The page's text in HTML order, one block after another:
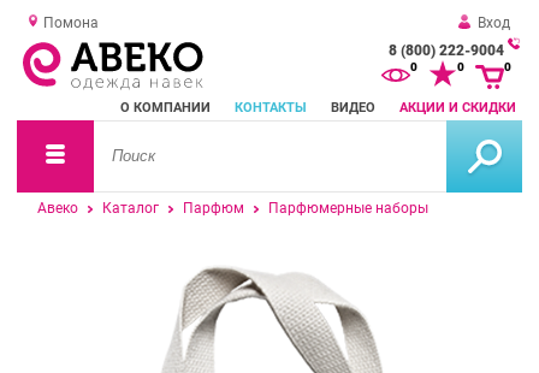
Помона
Вход
8 (800) 222-9004
О КОМПАНИИ КОНТАКТЫ ВИДЕО АКЦИИ И СКИДКИ
0 0 0
Авеко Каталог Парфюм Парфюмерные наборы